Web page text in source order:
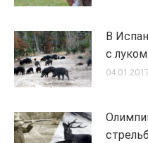
В
с луком